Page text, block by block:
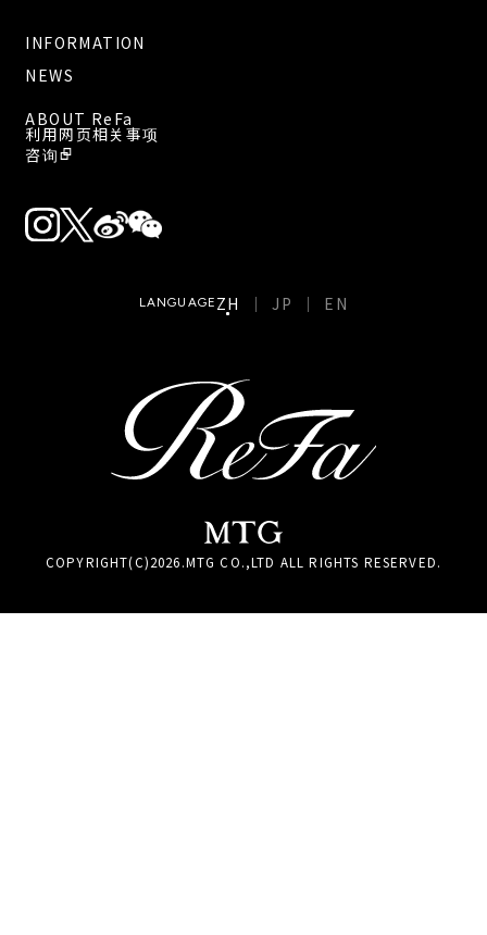
INFORMATION
NEWS
ABOUT ReFa
利用网页相关事项
咨询
LANGUAGE ZH JP EN
COPYRIGHT(C)2026.MTG CO.,LTD ALL RIGHTS RESERVED.